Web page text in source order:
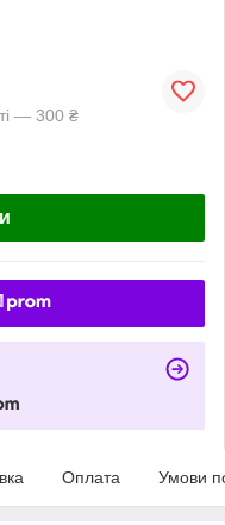
— 300 ₴
Оплата Умови